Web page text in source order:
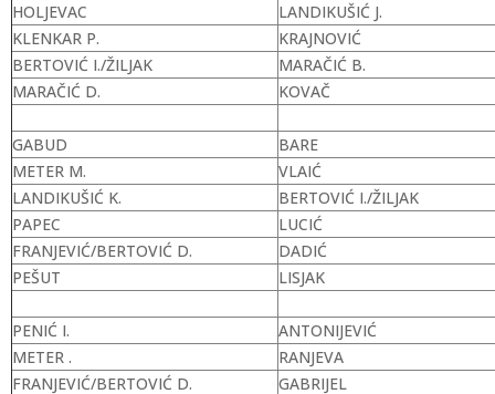
HOLJEVAC
LANDIKUŠIĆ J.
KLENKAR P.
KRAJNOVIĆ
BERTOVIĆ I./ŽILJAK
MARAČIĆ B.
MARAČIĆ D.
KOVAČ
GABUD
BARE
METER M.
VLAIĆ
LANDIKUŠIĆ K.
BERTOVIĆ I./ŽILJAK
PAPEC
LUCIĆ
FRANJEVIĆ/BERTOVIĆ D.
DADIĆ
PEŠUT
LISJAK
PENIĆ I.
ANTONIJEVIĆ
METER .
RANJEVA
FRANJEVIĆ/BERTOVIĆ D.
GABRIJEL